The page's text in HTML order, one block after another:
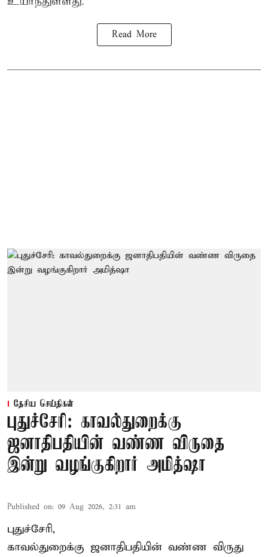
Read More
தேசிய செய்திகள்
புதுச்சேரி: காவல்துறைக்கு
ஜனாதிபதியின் வண்ண விருதை
இன்று வழங்குகிறார் அமித்ஷா
Published on: 09 Aug 2026, 2:31 am
புதுச்சேரி,
காவல்துறைக்கு ஜனாதிபதியின் வண்ண விருது